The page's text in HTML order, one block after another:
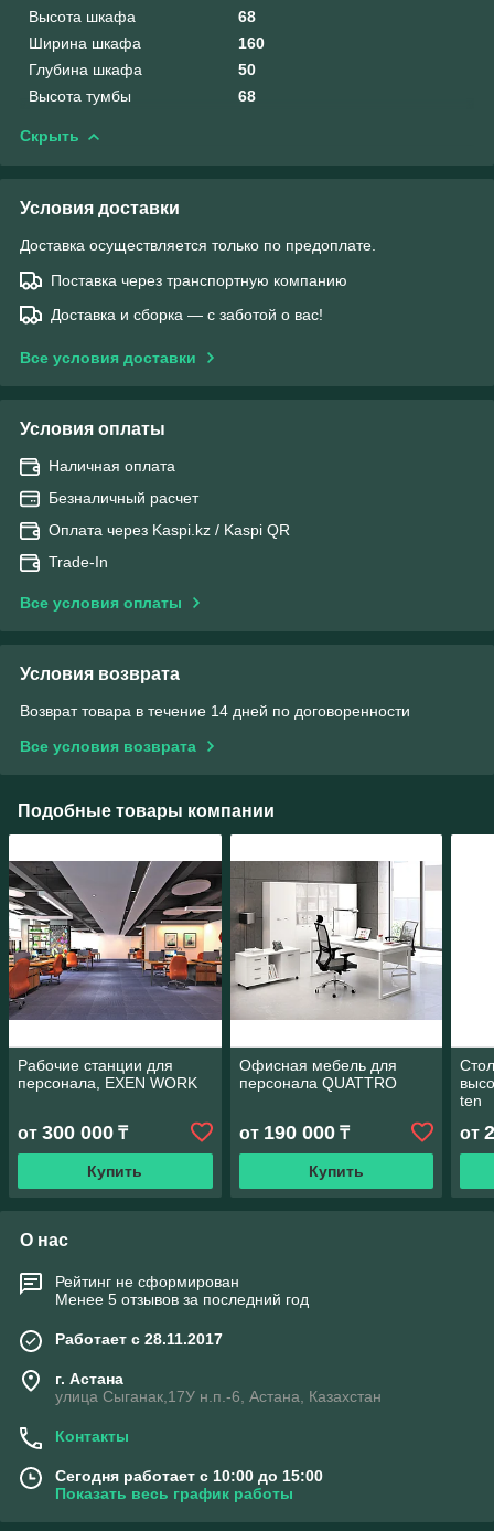
Высота шкафа
68
Ширина шкафа
160
Глубина шкафа
50
Высота тумбы
68
Скрыть
Условия доставки
Доставка осуществляется только по предоплате.
Поставка через транспортную компанию
Доставка и сборка — с заботой о вас!
Все условия доставки
Условия оплаты
Наличная оплата
Безналичный расчет
Оплата через Kaspi.kz / Kaspi QR
Trade-In
Все условия оплаты
Условия возврата
Возврат товара в течение 14 дней по договоренности
Все условия возврата
Подобные товары компании
Рабочие станции для
персонала, EXEN WORK
от 300 000 ₸
Купить
Офисная мебель для
персонала QUATTRO
от 190 000₸
Купить
ten
от
О нас
Рейтинг не сформирован
Менее 5 отзывов за последний год
Работает с 28.11.2017
г. Астана
улица Сыганак,17У н.п.-6, Астана, Казахстан
Контакты
Сегодня работает с 10:00 до 15:00
Показать весь график работы